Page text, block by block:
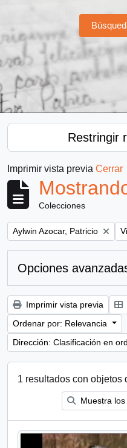
Restringir
Imprimir vista previa Cerrar
Colecciones
Remove filter:
Aylwin Azocar, Patricio
Opciones
Imprimir vista previa
Ordenar por: Relevancia
Dirección: Clasificación en
1 resultados con objetos
Muestra